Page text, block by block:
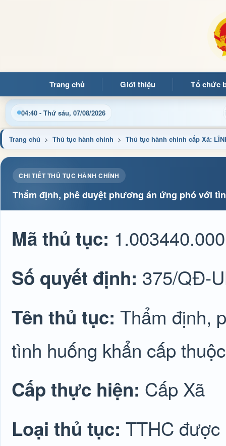
Trang chủ Giới thiệu Tổ chức
04:40 - Thứ sáu, 07/08/2026
Chào mừng quý bạn đọc đến với Trang thông tin điện
Trang chủ > Thủ tục hành chính > Thủ tục hành chính cấp Xã:
CHI TIẾT THỦ TỤC HÀNH CHÍNH
Thẩm định, phê duyệt phương án ứng phó với
Mã thủ tục:
Số quyết định: 375/QĐ-
Tên thủ tục: Thẩm định,
tình huống khẩn cấp
Cấp thực hiện: Cấp Xã
Loại thủ tục: TTHC được